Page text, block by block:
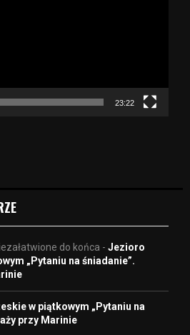
23:22
do końca - Jezioro
„Pytaniu na śniadanie”.
w piątkowym „Pytaniu na
przy Marinie